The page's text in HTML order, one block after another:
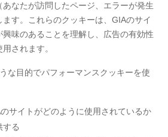
なたが訪問したページ、エラーが発生
ます。これらのクッキーは、GIAのサイ
興味のあることを理解し、広告の有効性
されます。
な目的でパフォーマンスクッキーを使
サイトがどのように使用されているか
する